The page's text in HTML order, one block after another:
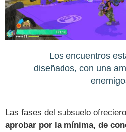
Los encuentros
diseñados, con una
Las fases del subsuelo
aprobar por la mínima, de